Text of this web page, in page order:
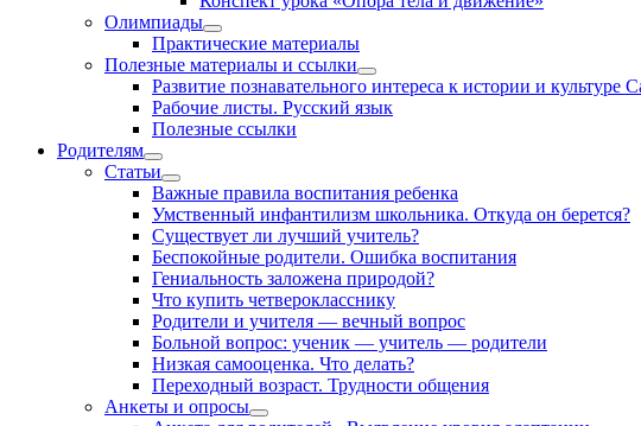
Олимпиады
Практические материалы
Полезные материалы и ссылки
Развитие познавательного интереса к истории и
Рабочие листы. Русский язык
Полезные ссылки
Родителям
Статьи
Важные правила воспитания ребенка
Умственный инфантилизм школьника. Откуда он берется?
Существует ли лучший учитель?
Беспокойные родители. Ошибка воспитания
Гениальность заложена природой?
Что купить четверокласснику
Родители и учителя — вечный вопрос
Больной вопрос: ученик — учитель — родители
Низкая самооценка. Что делать?
Переходный возраст. Трудности общения
Анкеты и опросы